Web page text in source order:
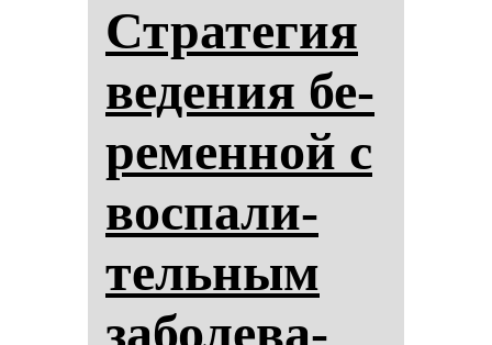
Стра­те­гия
ве­де­ния бе­
ре­мен­ной с
вос­па­ли­
тель­ным
за­бо­ле­ва­